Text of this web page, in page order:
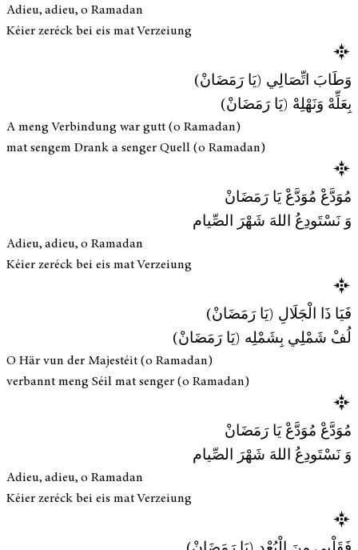
Adieu, adieu, o Ramadan
Kéier zeréck bei eis mat Verzeiung
وَطَابَ اتِّصَالِي (يَا رَمَضَانْ)
بِعَلِّهْ وَنَهْلِهْ (يَا رَمَضَانْ)
A meng Verbindung war gutt (o Ramadan)
mat sengem Drank a senger Quell (o Ramadan)
مُوَدَّعْ مُوَدَّعْ يَا رَمَضَانْ
وَ نَسْتَودِعُ اللهَ شَهْرَ الصِّيام
Adieu, adieu, o Ramadan
Kéier zeréck bei eis mat Verzeiung
فَيَا ذَا الْجَلَالِ (يَا رَمَضَانْ)
لُفْ شَمْلِي بِشَمْلِه (يَا رَمَضَانْ)
O Här vun der Majestéit (o Ramadan)
verbannt meng Séil mat senger (o Ramadan)
مُوَدَّعْ مُوَدَّعْ يَا رَمَضَانْ
وَ نَسْتَودِعُ اللهَ شَهْرَ الصِّيام
Adieu, adieu, o Ramadan
Kéier zeréck bei eis mat Verzeiung